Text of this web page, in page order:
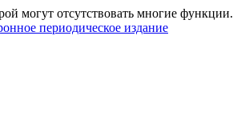
могут отсутствовать многие функции.